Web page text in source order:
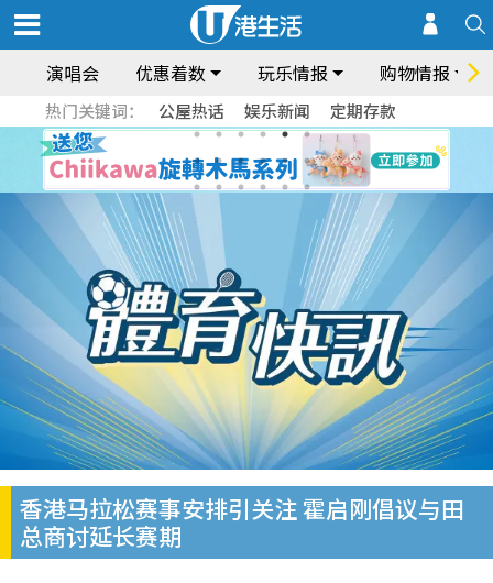
演唱会 优惠着数 玩乐情报 购物情报
热门关键词： 公屋热话 娱乐新闻 定期存款
香港马拉松赛事安排引关注 霍启刚倡议与田
总商讨延长赛期